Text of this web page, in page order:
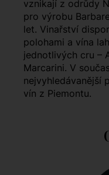
vznikají z odrůdy
pro výrobu
let. Vinařství
polohami a vína
jednotlivých cru –
Marcarini. V
nejvyhledávanější
vín z Piemontu.